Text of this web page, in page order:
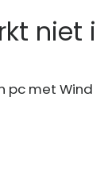
niet i
pc met Wind